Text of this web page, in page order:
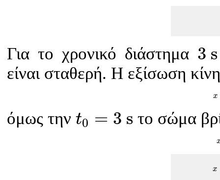
Για το χρονικό διάστημα 3 s
3 s
είναι σταθερή. Η εξίσωση
x
όμως την t0 = 3 s
t0 s το σώμα
x